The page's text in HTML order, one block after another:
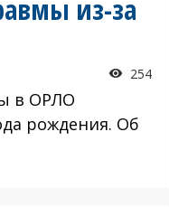
из-за
254
в ОРЛО
рождения. Об